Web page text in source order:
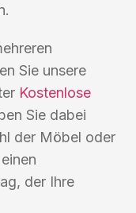
Sie unsere
Kostenlose
Sie dabei
der Möbel oder
der Ihre